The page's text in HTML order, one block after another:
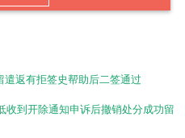
返有拒签史帮助后二签通过
收到开除通知申诉后撤销处分成功留